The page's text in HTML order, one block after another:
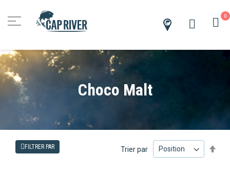
Trouver
un
0
Choco Malt
Trier par
FILTRER PAR